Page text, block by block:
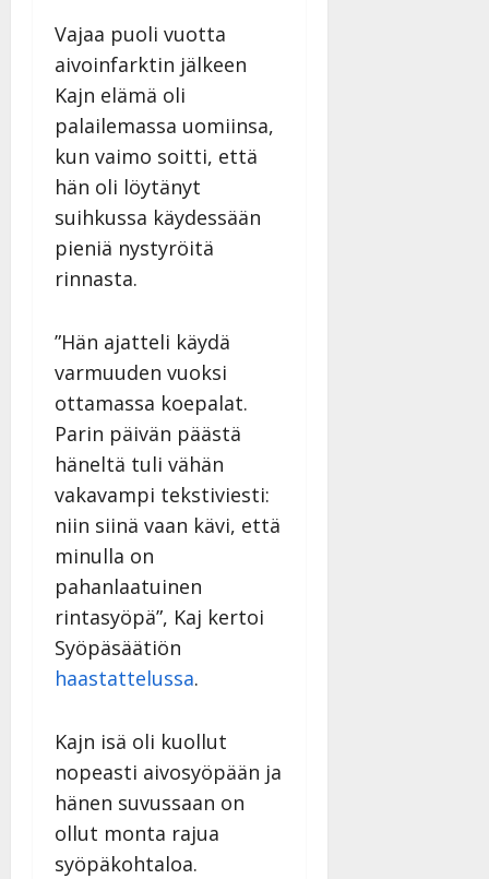
Vajaa puoli vuotta
aivoinfarktin jälkeen
Kajn elämä oli
palailemassa uomiinsa,
kun vaimo soitti, että
hän oli löytänyt
suihkussa käydessään
pieniä nystyröitä
rinnasta.
”Hän ajatteli käydä
varmuuden vuoksi
ottamassa koepalat.
Parin päivän päästä
häneltä tuli vähän
vakavampi tekstiviesti:
niin siinä vaan kävi, että
minulla on
pahanlaatuinen
rintasyöpä”, Kaj kertoi
Syöpäsäätiön
haastattelussa.
Kajn isä oli kuollut
nopeasti aivosyöpään ja
hänen suvussaan on
ollut monta rajua
syöpäkohtaloa.